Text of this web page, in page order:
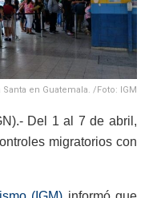
en Guatemala. /Foto: IGM
Del 1 al 7 de abril,
migratorios con